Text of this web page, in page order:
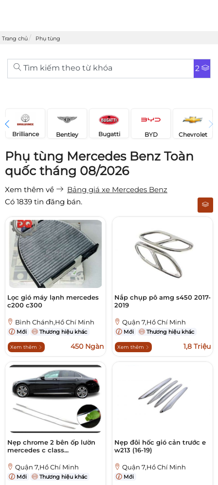
Trang chủ Phụ tùng
Tìm kiếm theo từ khóa 2
Brilliance Bentley Bugatti BYD Chevrolet
Phụ tùng Mercedes Benz Toàn
quốc tháng 08/2026
Xem thêm về
Bảng giá xe Mercedes Benz
Có 1839 tin đăng bán.
Lọc gió máy lạnh mercedes
c200 c300
Bình Chánh,Hồ Chí Minh
Mới Thương hiệu khác
Xem thêm 450 Ngàn
Nắp chụp pô amg s450 2017-
2019
Quận 7,Hồ Chí Minh
Mới Thương hiệu khác
Xem thêm 1,8 Triệu
Nẹp chrome 2 bên ốp lườn
mercedes c class...
Quận 7,Hồ Chí Minh
Mới Thương hiệu khác
Nẹp đôi hốc gió cản trước e
w213 (16-19)
Quận 7,Hồ Chí Minh
Mới